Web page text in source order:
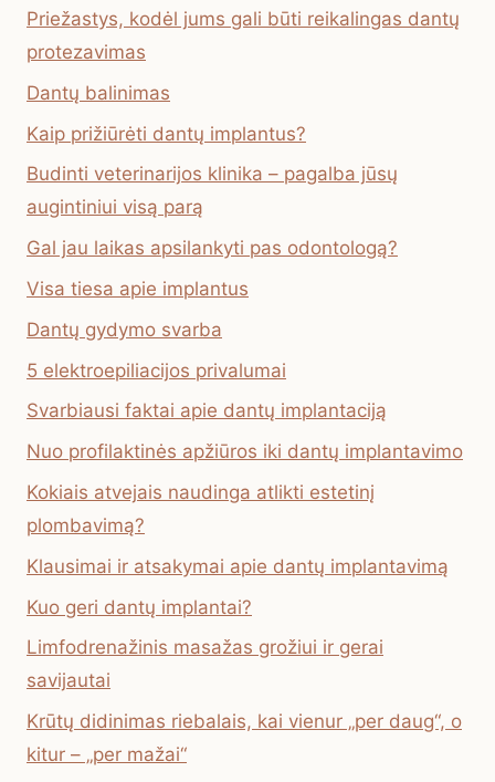
Priežastys, kodėl jums gali būti reikalingas dantų
protezavimas
Dantų balinimas
Kaip prižiūrėti dantų implantus?
Budinti veterinarijos klinika – pagalba jūsų
augintiniui visą parą
Gal jau laikas apsilankyti pas odontologą?
Visa tiesa apie implantus
Dantų gydymo svarba
5 elektroepiliacijos privalumai
Svarbiausi faktai apie dantų implantaciją
Nuo profilaktinės apžiūros iki dantų implantavimo
Kokiais atvejais naudinga atlikti estetinį
plombavimą?
Klausimai ir atsakymai apie dantų implantavimą
Kuo geri dantų implantai?
Limfodrenažinis masažas grožiui ir gerai
savijautai
Krūtų didinimas riebalais, kai vienur „per daug“, o
kitur – „per mažai“